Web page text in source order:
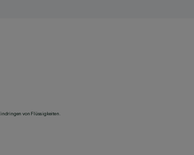
von Flüssigkeiten.